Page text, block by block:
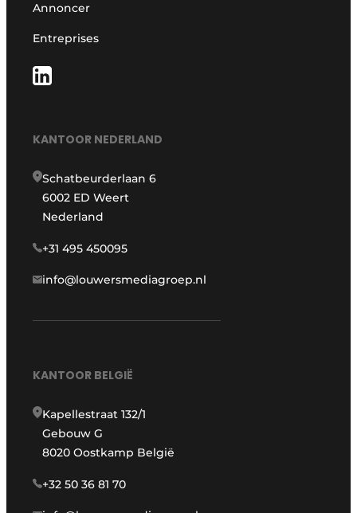
Annoncer
Entreprises
KANTOOR NEDERLAND
Schatbeurderlaan 6
6002 ED Weert
Nederland
+31 495 450095
info@louwersmediagroep.nl
KANTOOR BELGIË
Kapellestraat 132/1
Gebouw G
8020 Oostkamp België
+32 50 36 81 70